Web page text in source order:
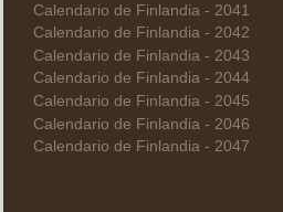
Calendario de Finlandia - 2041
Calendario de Finlandia - 2042
Calendario de Finlandia - 2043
Calendario de Finlandia - 2044
Calendario de Finlandia - 2045
Calendario de Finlandia - 2046
Calendario de Finlandia - 2047